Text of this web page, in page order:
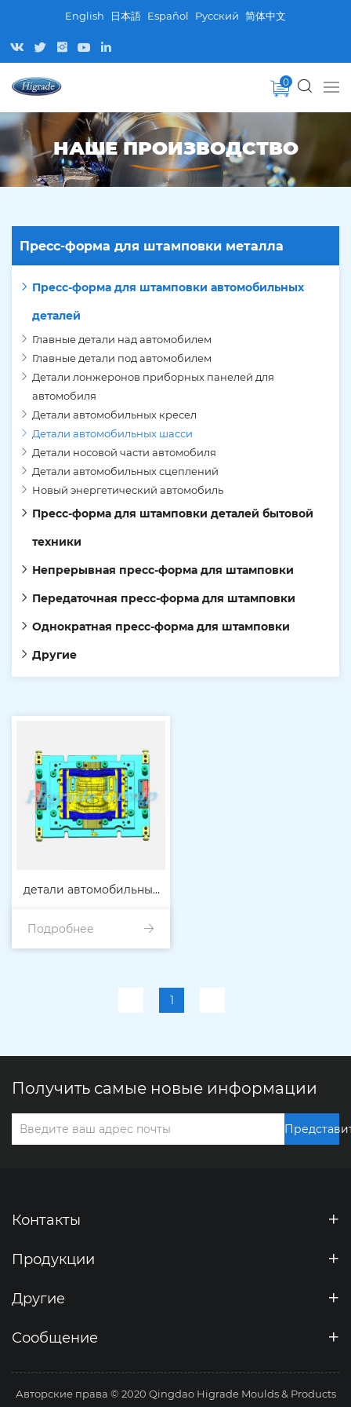
English 日本語 Español Pусский 简体中文
0
НАШЕ ПРОИЗВОДСТВО
Пресс-форма для штамповки металла
Пресс-форма для штамповки автомобильных
деталей
Главные детали над автомобилем
Главные детали под автомобилем
Детали лонжеронов приборных панелей для
автомобиля
Детали автомобильных кресел
Детали автомобильных шасси
Детали носовой части автомобиля
Детали автомобильных сцеплений
Новый энергетический автомобиль
Пресс-форма для штамповки деталей бытовой
техники
Непрерывная пресс-форма для штамповки
Передаточная пресс-форма для штамповки
Однократная пресс-форма для штамповки
Другие
детали автомобильных
шасси
Подробнее
1
Получить самые новые информации
Контакты
Продукции
Другие
Сообщение
Авторские права © 2020 Qingdao Higrade Moulds & Products